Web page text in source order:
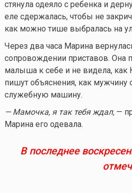
стянула одеяло с ребенка и
еле сдержалась, чтобы не
как можно тише выбралась на
Через два часа Марина
сопровождении приставов. Она
малыша к себе и не видела,
пишут объяснения, как мужчину
служебную машину.
— Мамочка, я так тебя ждал,—
Марина его одевала.
В последнее